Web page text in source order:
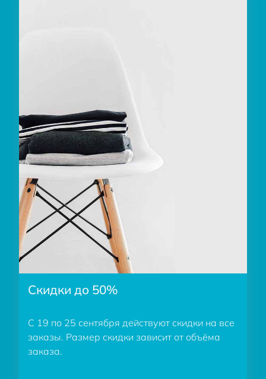
Скидки до 50%
С 19 по 25 сентября действуют скидки на все
заказы. Размер скидки зависит от объёма
заказа.